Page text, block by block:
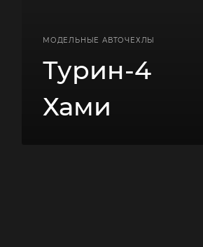
МОДЕЛЬНЫЕ АВТОЧЕХЛЫ
Турин-4
Хами